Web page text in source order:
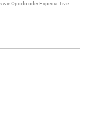
Opodo oder Expedia. Live-